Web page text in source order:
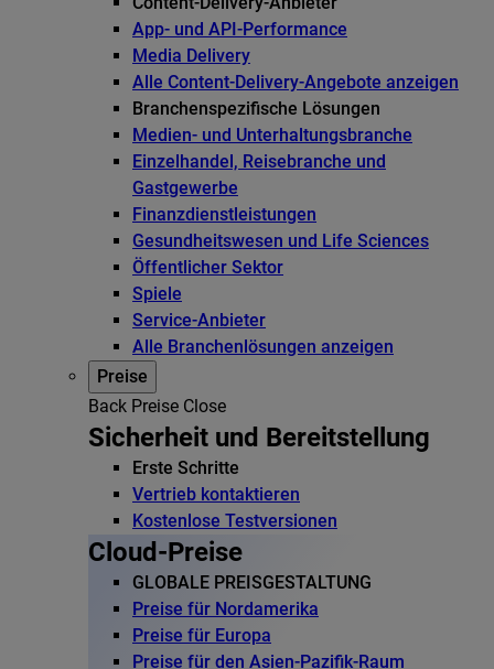
App- und API-Performance
Media Delivery
Alle Content-Delivery-Angebote anzeigen
Branchenspezifische Lösungen
Medien- und Unterhaltungsbranche
Einzelhandel, Reisebranche und
Gastgewerbe
Finanzdienstleistungen
Gesundheitswesen und Life Sciences
Öffentlicher Sektor
Spiele
Service-Anbieter
Alle Branchenlösungen anzeigen
Preise
Back Preise Close
Sicherheit und Bereitstellung
Erste Schritte
Vertrieb kontaktieren
Kostenlose Testversionen
Cloud-Preise
GLOBALE PREISGESTALTUNG
Preise für Nordamerika
Preise für Europa
Preise für den Asien-Pazifik-Raum